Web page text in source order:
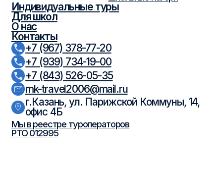
Политика обработки персональных
данных
Согласие на обработку персональных данных
Разработка
сайта